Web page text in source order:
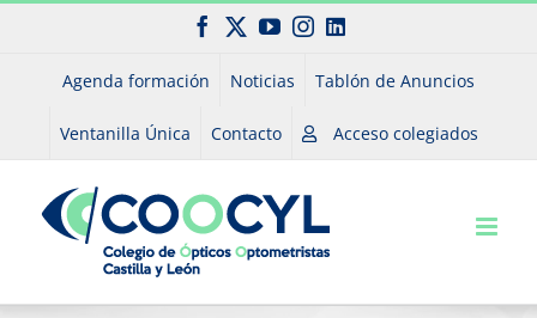
Saltar
Facebook
X YouTubeInstagram
LinkedIn
Agenda formación Noticias Tablón de Anuncios
Ventanilla Única Contacto Acceso colegiados